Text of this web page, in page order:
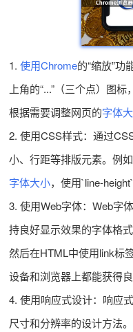
1. 使用Chrome的“缩放”功
上角的“...”（三个点）图
根据需要调整网页的字体
2. 使用CSS样式：通过
小、行距等排版元素。例
字体大小，使用`line-
3. 使用Web字体：Web字
持良好显示效果的字体格
然后在HTML中使用link标
设备和浏览器上都能获得良
4. 使用响应式设计：响应
尺寸和分辨率的设计方法